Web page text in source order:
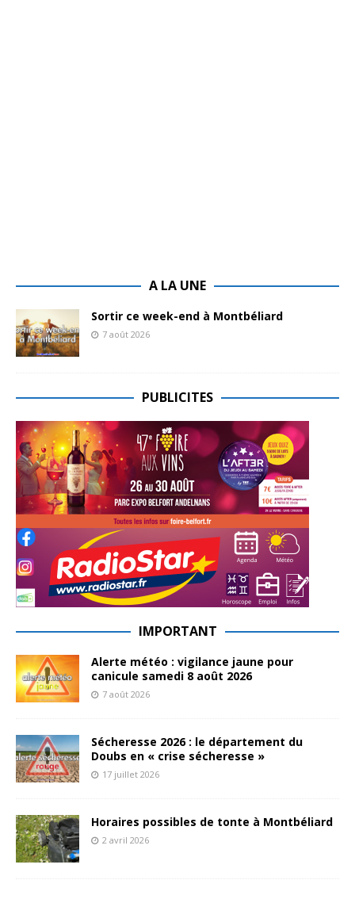
A LA UNE
Sortir ce week-end à Montbéliard
7 août 2026
PUBLICITES
IMPORTANT
Alerte météo : vigilance jaune pour
canicule samedi 8 août 2026
7 août 2026
Sécheresse 2026 : le département du
Doubs en « crise sécheresse »
17 juillet 2026
Horaires possibles de tonte à Montbéliard
2 avril 2026